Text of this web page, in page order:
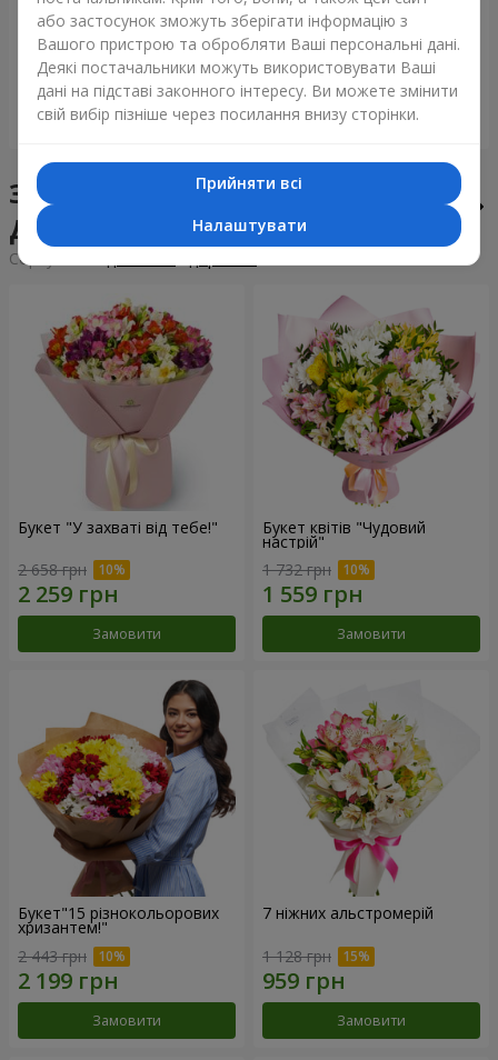
Букет "Tarnis"
6 306 грн
Замовити
Монобукет з 9 білих троянд
1 332 грн
Замовити
Збірні букети у місті
Дубровиця
Сортування:
Букет "У захваті від тебе!"
2 658 грн
Замовити
Букет квітів "Чудовий
настрій"
1 732 грн
Замовити
Букет"15 різнокольорових
хризантем!"
2 443 грн
Замовити
7 ніжних альстромерій
1 128 грн
Замовити
або застосунок зможуть зберігати інформацію з
Вашого пристрою та обробляти Ваші персональні дані.
Деякі постачальники можуть використовувати Ваші
дані на підставі законного інтересу. Ви можете змінити
свій вибір пізніше через посилання внизу сторінки.
Прийняти всі
Налаштувати